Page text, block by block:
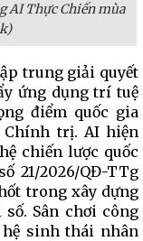
AI Thực Chiến mùa
trung giải quyết
ứng dụng trí tuệ
điểm quốc gia
Chính trị. AI hiện
chiến lược quốc
21/2026/QĐ-TTg
trong xây dựng
Sân chơi công
hệ sinh thái nhân